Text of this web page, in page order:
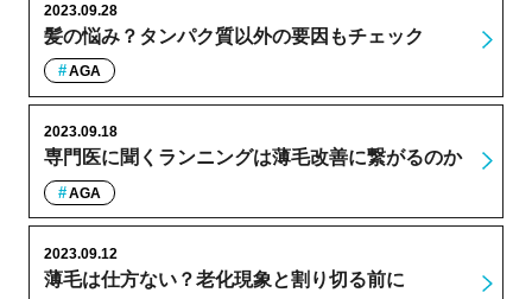
髪の悩み？タンパク質以外の要因もチェック
2023.09.28
AGA
専門医に聞くランニングは薄毛改善に繋がるのか
2023.09.18
AGA
薄毛は仕方ない？老化現象と割り切る前に
2023.09.12